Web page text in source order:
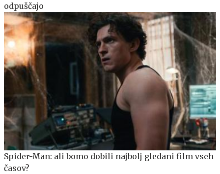
odpuščajo
Spider-Man: ali bomo dobili najbolj gledani film vseh
časov?